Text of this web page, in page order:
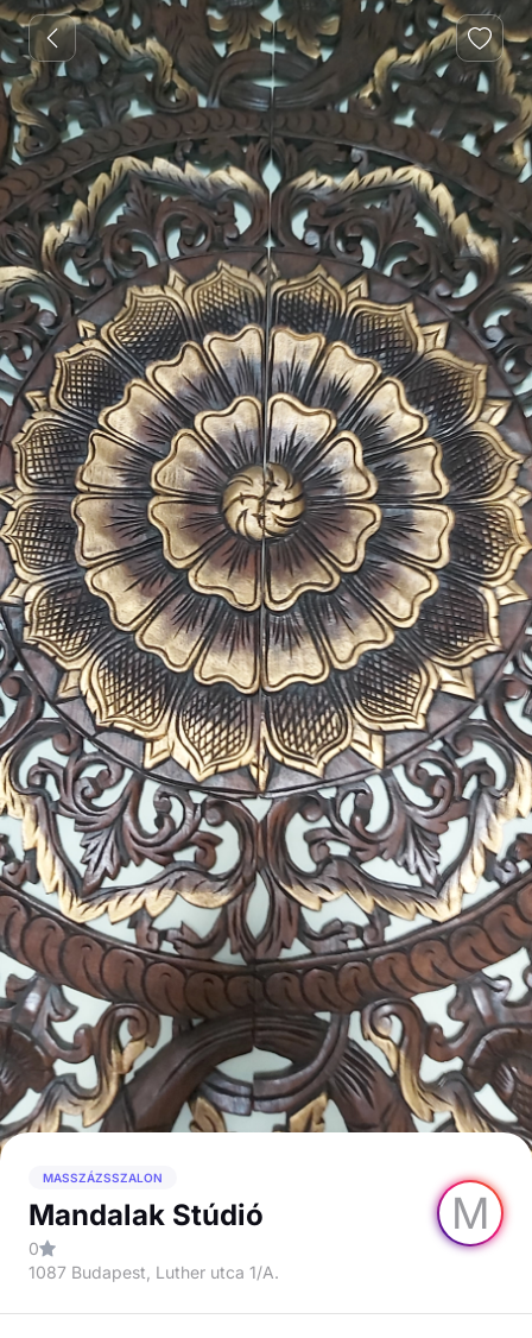
M
MASSZÁZSSZALON
Mandalak Stúdió
0
1087 Budapest, Luther utca 1/A.